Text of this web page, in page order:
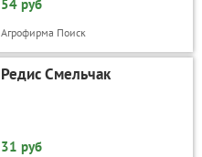
54 руб
Агрофирма Поиск
Редис Смельчак
31 руб